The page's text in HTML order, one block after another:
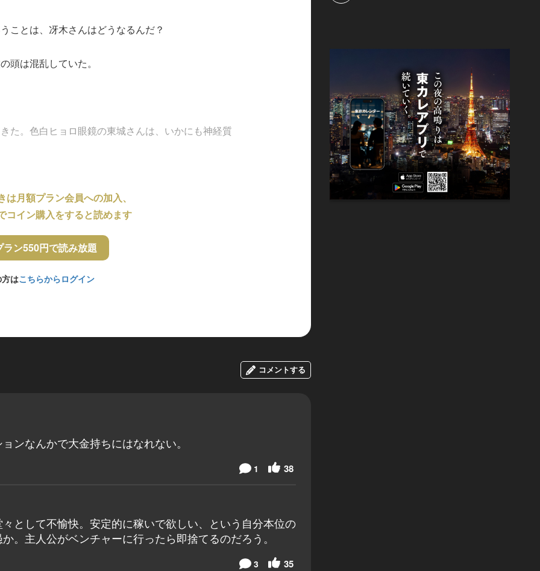
ことは、冴木さんはどうなるんだ？
頭は混乱していた。
た。色白ヒョロ眼鏡の東城さんは、いかにも神経質
は月額プラン会員への加入、
コイン購入をすると読めます
ラン550円で読み放題
はこちらからログイン
コメントする
ンなんかで大金持ちにはなれない。
38
1
として不愉快。安定的に稼いで欲しい、という自分本位の
。主人公がベンチャーに行ったら即捨てるのだろう。
35
3